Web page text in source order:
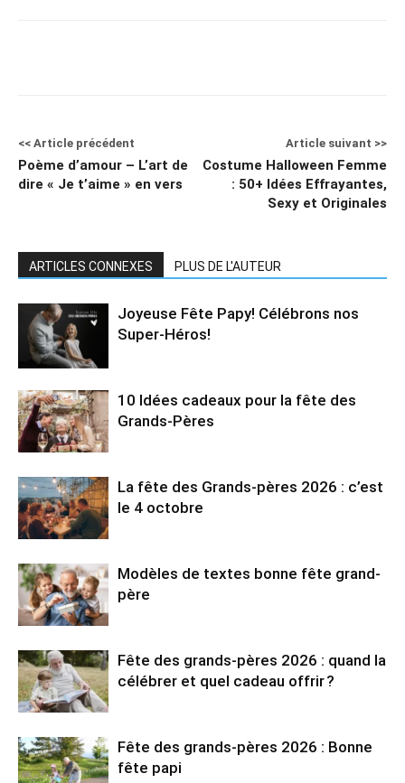
<< Article précédent
Poème d’amour – L’art de
dire « Je t’aime » en vers
Article suivant >>
Costume Halloween Femme
: 50+ Idées Effrayantes,
Sexy et Originales
ARTICLES CONNEXES PLUS DE L'AUTEUR
Joyeuse Fête Papy! Célébrons nos
Super-Héros!
10 Idées cadeaux pour la fête des
Grands-Pères
La fête des Grands-pères 2026 : c’est
le 4 octobre
Modèles de textes bonne fête grand-
père
Fête des grands-pères 2026 : quand la
célébrer et quel cadeau offrir ?
Fête des grands-pères 2026 : Bonne
fête papi